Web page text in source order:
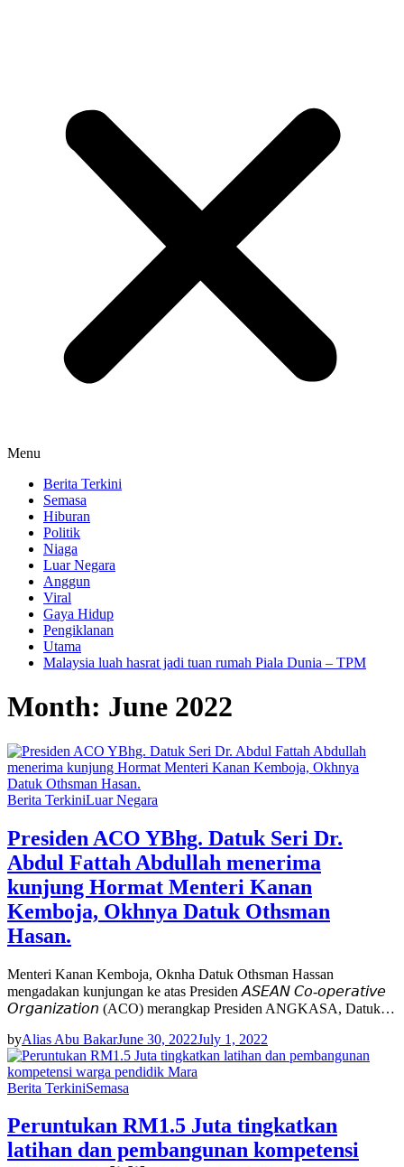
Menu
Berita Terkini
Semasa
Hiburan
Politik
Niaga
Luar Negara
Anggun
Viral
Gaya Hidup
Pengiklanan
Utama
Malaysia luah hasrat jadi tuan rumah Piala Dunia – TPM
Month: June 2022
Berita TerkiniLuar Negara
Presiden ACO YBhg. Datuk Seri Dr.
Abdul Fattah Abdullah menerima
kunjung Hormat Menteri Kanan
Kemboja, Okhnya Datuk Othsman
Hasan.
Menteri Kanan Kemboja, Oknha Datuk Othsman Hassan
mengadakan kunjungan ke atas Presiden 𝘈𝘚𝘌𝘈𝘕 𝘊𝘰-𝘰𝘱𝘦𝘳𝘢𝘵𝘪𝘷𝘦
𝘖𝘳𝘨𝘢𝘯𝘪𝘻𝘢𝘵𝘪𝘰𝘯 (ACO) merangkap Presiden ANGKASA, Datuk…
byAlias Abu BakarJune 30, 2022July 1, 2022
Berita TerkiniSemasa
Peruntukan RM1.5 Juta tingkatkan
latihan dan pembangunan kompetensi